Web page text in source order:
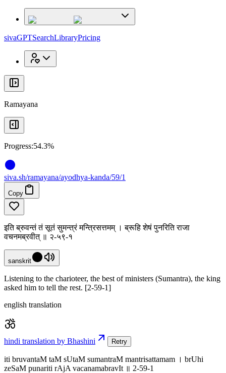
sivaGPTSearchLibraryPricing
Ramayana
Progress:54.3%
siva.sh/ramayana/ayodhya-kanda/59/1
Copy
इति ब्रुवन्तं तं सूतं सुमन्त्रं मन्त्रिसत्तमम् । ब्रूहि शेषं पुनरिति राजा
वचनमब्रवीत् ॥ २-५९-१
sanskrit
Listening to the charioteer, the best of ministers (Sumantra), the king
asked him to tell the rest. [2-59-1]
english translation
hindi translation by Bhashini Retry
iti bruvantaM taM sUtaM sumantraM mantrisattamam । brUhi
zeSaM punariti rAjA vacanamabravIt ॥ 2-59-1